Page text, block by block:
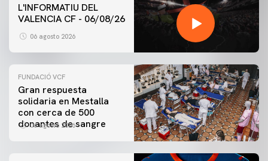
L'INFORMATIU DEL
VALENCIA CF - 06/08/26
06 agosto 2026
FUNDACIÓ VCF
Gran respuesta
solidaria en Mestalla
con cerca de 500
donantes de sangre
06 agosto 2026